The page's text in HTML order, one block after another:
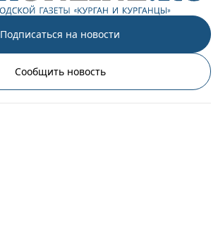
Подписаться на новости
Сообщить новость